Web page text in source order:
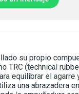
su propio
TRC (technical
equilibrar el agarre
una abrazadera